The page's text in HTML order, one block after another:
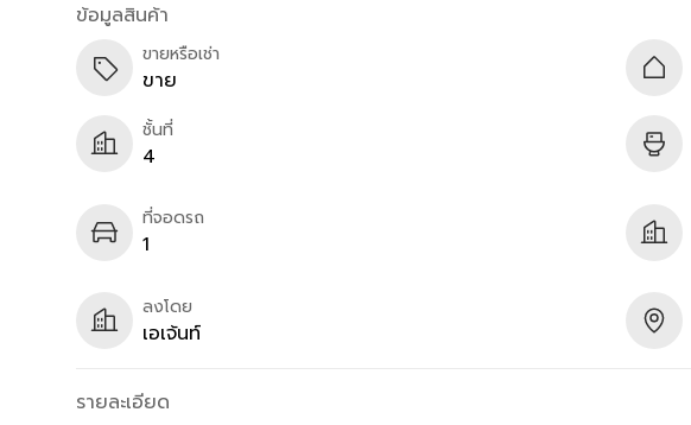
ข้อมูลสินค้า
ขายหรือเช่า
ขาย
ชั้นที่
4
ที่จอดรถ
1
ลงโดย
เอเจ้นท์
รายละเอียด